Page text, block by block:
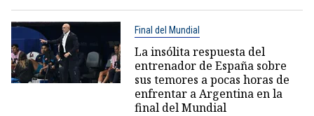
Final del Mundial
La insólita respuesta del
entrenador de España sobre
sus temores a pocas horas de
enfrentar a Argentina en la
final del Mundial